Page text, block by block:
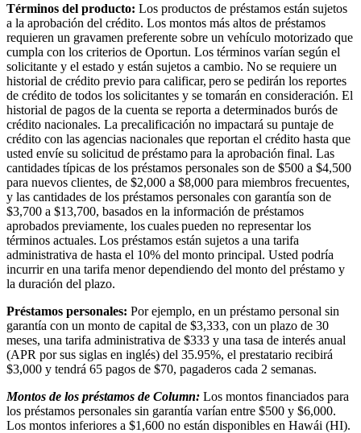
Términos del producto: Los productos de préstamos están sujetos
a la aprobación del crédito. Los montos más altos de préstamos
requieren un gravamen preferente sobre un vehículo motorizado que
cumpla con los criterios de Oportun. Los términos varían según el
solicitante y el estado y están sujetos a cambio. No se requiere un
historial de crédito previo para calificar, pero se pedirán los reportes
de crédito de todos los solicitantes y se tomarán en consideración. El
historial de pagos de la cuenta se reporta a determinados burós de
crédito nacionales. La precalificación no impactará su puntaje de
crédito con las agencias nacionales que reportan el crédito hasta que
usted envíe su solicitud de préstamo para la aprobación final. Las
cantidades típicas de los préstamos personales son de $500 a $4,500
para nuevos clientes, de $2,000 a $8,000 para miembros frecuentes,
y las cantidades de los préstamos personales con garantía son de
$3,700 a $13,700, basados en la información de préstamos
aprobados previamente, los cuales pueden no representar los
términos actuales. Los préstamos están sujetos a una tarifa
administrativa de hasta el 10% del monto principal. Usted podría
incurrir en una tarifa menor dependiendo del monto del préstamo y
la duración del plazo.
Préstamos personales: Por ejemplo, en un préstamo personal sin
garantía con un monto de capital de $3,333, con un plazo de 30
meses, una tarifa administrativa de $333 y una tasa de interés anual
(APR por sus siglas en inglés) del 35.95%, el prestatario recibirá
$3,000 y tendrá 65 pagos de $70, pagaderos cada 2 semanas.
Montos de los préstamos de Column: Los montos financiados para
los préstamos personales sin garantía varían entre $500 y $6,000.
Los montos inferiores a $1,600 no están disponibles en Hawái (HI).